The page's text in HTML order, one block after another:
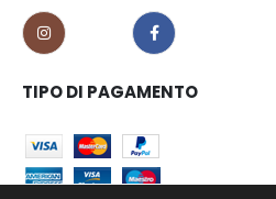
TIPO DI PAGAMENTO